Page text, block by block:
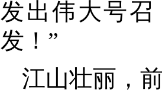
发出伟大号
发！”
江山壮丽，